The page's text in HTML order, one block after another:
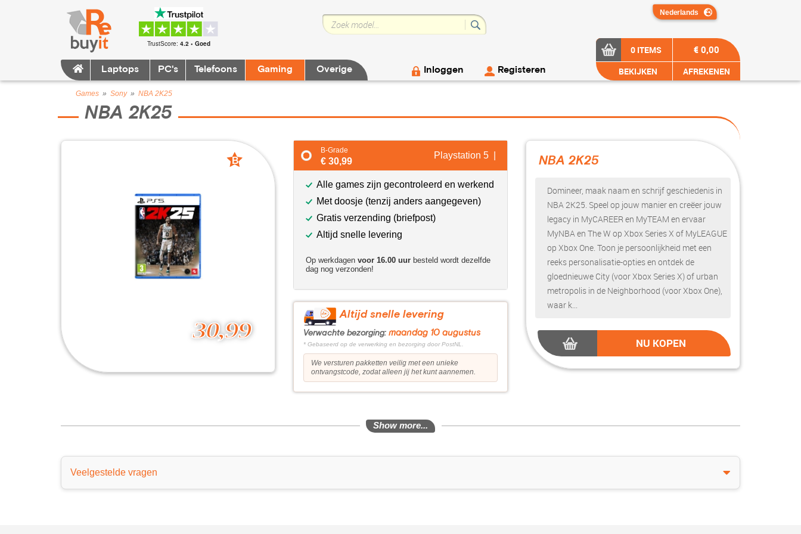
TrustScore: 4.2 • Goed
Laptops PC's Telefoons Gaming Overige Inloggen Registeren
0 ITEMS
BEKIJKEN
€ 0,00
AFREKENEN
Games » Sony» NBA 2K25
NBA 2K25
30,99
B
B-Grade
€ 30,99
Playstation 5 |
Alle games zijn gecontroleerd en werkend
Met doosje (tenzij anders aangegeven)
Gratis verzending (briefpost)
Altijd snelle levering
Op werkdagen voor 16.00 uur besteld wordt dezelfde
dag nog verzonden!
Altijd snelle levering
Verwachte bezorging: maandag 10 augustus
* Gebaseerd op de verwerking en bezorging door PostNL.
We versturen pakketten veilig met een unieke
ontvangstcode, zodat alleen jij het kunt aannemen.
NBA 2K25
Domineer, maak naam en schrijf geschiedenis in
NBA 2K25. Speel op jouw manier en creëer jouw
legacy in MyCAREER en MyTEAM en ervaar
MyNBA en The W op Xbox Series X of MyLEAGUE
op Xbox One. Toon je persoonlijkheid met een
reeks personalisatie-opties en ontdek de
gloednieuwe City (voor Xbox Series X) of urban
metropolis in de Neighborhood (voor Xbox One),
waar k...
NU KOPEN
Show more...
Veelgestelde vragen